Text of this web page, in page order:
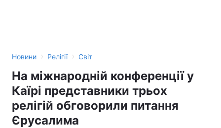
Новини › Релігії › Світ
На міжнародній конференції у
Каїрі представники трьох
релігій обговорили питання
Єрусалима